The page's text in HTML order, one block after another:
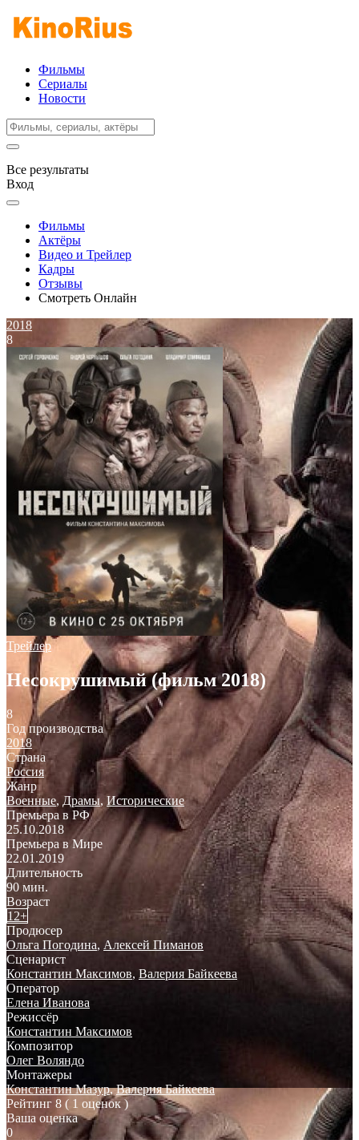
Фильмы
Сериалы
Новости
Все результаты
Вход
Фильмы
Актёры
Видео и Трейлер
Кадры
Отзывы
Смотреть Онлайн
2018
8
Трейлер
Несокрушимый (фильм 2018)
8
Год производства
2018
Страна
Россия
Жанр
Военные, Драмы, Исторические
Премьера в РФ
25.10.2018
Премьера в Мире
22.01.2019
Длительность
90 мин.
Возраст
12+
Продюсер
Ольга Погодина, Алексей Пиманов
Сценарист
Константин Максимов, Валерия Байкеева
Оператор
Елена Иванова
Режиссёр
Константин Максимов
Композитор
Олег Воляндо
Монтажеры
Константин Мазур,Валерия Байкеева
Рейтинг 8 ( 1 оценок )
Ваша оценка
0